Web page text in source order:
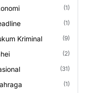
(1)
(1)
Kriminal (9)
(2)
(31)
(1)